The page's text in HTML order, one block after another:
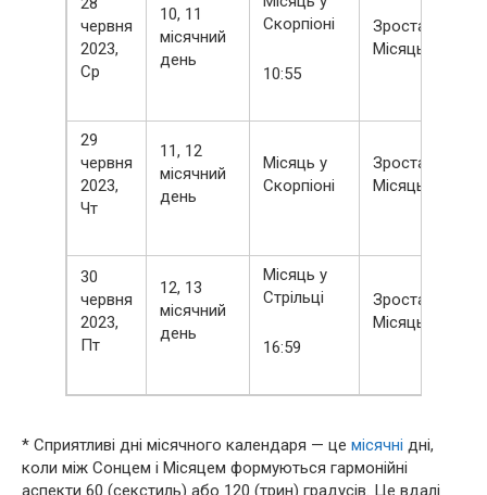
червня
2023,
Ср
10, 11
місячний
день
Скорпіоні
10:55
Зростаючий
Місяць
29
червня
2023,
Чт
11, 12
місячний
день
Місяць у
Скорпіоні
Зростаючий
Місяць
30
червня
2023,
Пт
12, 13
місячний
день
Місяць у
Стрільці
16:59
Зростаючий
Місяць
* Сприятливі дні місячного календаря — це місячні дні,
коли між Сонцем і Місяцем формуються гармонійні
аспекти 60 (секстиль) або 120 (трин) градусів. Це вдалі